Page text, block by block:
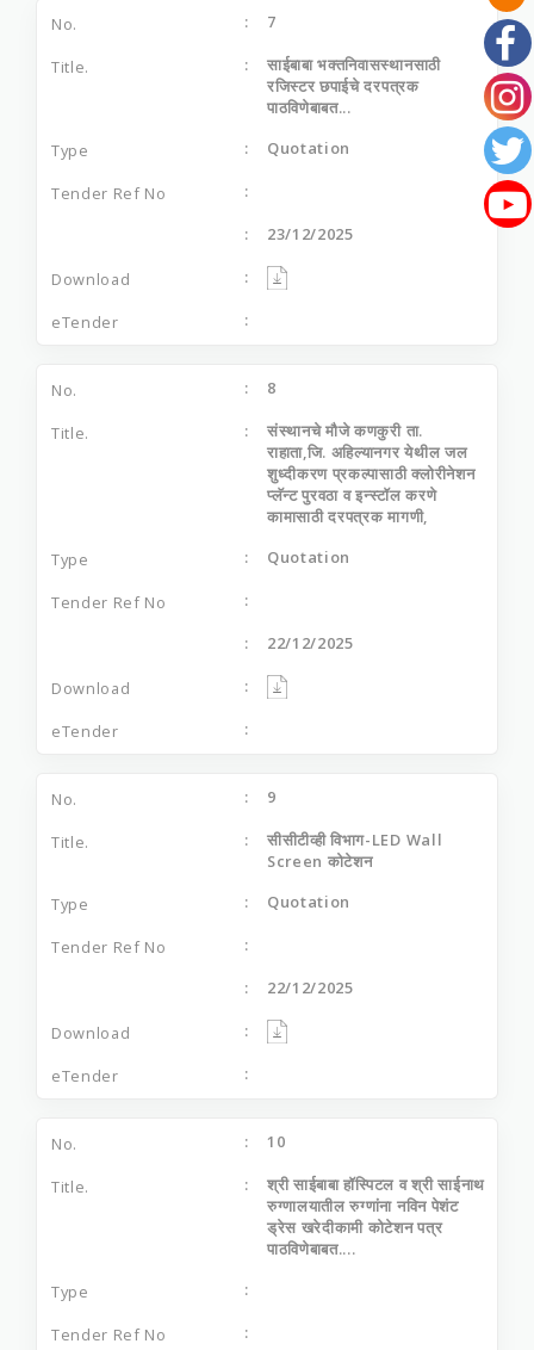
7
साईबाबा भक्तनिवासस्थानसाठी
रजिस्टर छपाईचे दरपत्रक
पाठविणेबाबत...
Quotation
23/12/2025
8
संस्थानचे मौजे कणकुरी ता.
राहाता,जि. अहिल्यानगर येथील जल
शुध्दीकरण प्रकल्पासाठी क्लोरीनेशन
प्लॅन्ट पुरवठा व इन्स्टॉल करणे
कामासाठी दरपत्रक मागणी,
Quotation
22/12/2025
9
सीसीटीव्ही विभाग-LED Wall
Screen कोटेशन
Quotation
22/12/2025
10
श्री साईबाबा हॉस्पिटल व श्री साईनाथ
रुग्णालयातील रुग्णांना नविन पेशंट
ड्रेस खरेदीकामी कोटेशन पत्र
पाठविणेबाबत....